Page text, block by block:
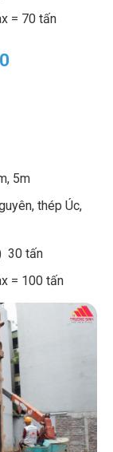
= 70 tấn
5m
thép Úc,
30 tấn
= 100 tấn